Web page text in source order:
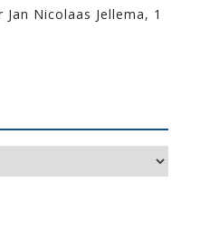
Nicolaas Jellema, 1